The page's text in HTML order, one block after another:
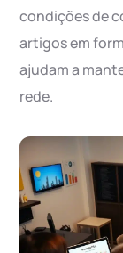
condições de
artigos em
ajudam a
rede.